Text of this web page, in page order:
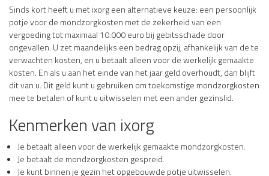
Sinds kort heeft u met ixorg een alternatieve keuze: een persoonlijk
potje voor de mondzorgkosten met de zekerheid van een
vergoeding tot maximaal 10.000 euro bij gebitsschade door
ongevallen. U zet maandelijks een bedrag opzij, afhankelijk van de te
verwachten kosten, en u betaalt alleen voor de werkelijk gemaakte
kosten. En als u aan het einde van het jaar geld overhoudt, dan blijft
dit van u. Dit geld kunt u gebruiken om toekomstige mondzorgkosten
mee te betalen of kunt u uitwisselen met een ander gezinslid.
Kenmerken van ixorg
Je betaalt alleen voor de werkelijk gemaakte mondzorgkosten.
Je betaalt de mondzorgkosten gespreid.
Je kunt binnen je gezin het opgebouwde potje uitwisselen.